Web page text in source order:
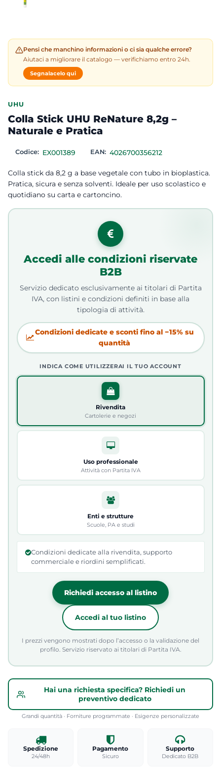
Pensi che manchino informazioni o ci sia qualche errore?
Aiutaci a migliorare il catalogo — verifichiamo entro 24h.
Segnalacelo qui
UHU
Colla Stick UHU ReNature 8,2g –
Naturale e Pratica
Codice: EX001389 EAN: 4026700356212
Colla stick da 8,2 g a base vegetale con tubo in bioplastica.
Pratica, sicura e senza solventi. Ideale per uso scolastico e
quotidiano su carta e cartoncino.
Accedi alle condizioni riservate
B2B
Servizio dedicato esclusivamente ai titolari di Partita
IVA, con listini e condizioni definiti in base alla
tipologia di attività.
Condizioni dedicate e sconti fino al −15% su
quantità
INDICA COME UTILIZZERAI IL TUO ACCOUNT
Rivendita
Cartolerie e negozi
Uso professionale
Attività con Partita IVA
Enti e strutture
Scuole, PA e studi
Condizioni dedicate alla rivendita, supporto
commerciale e riordini semplificati.
Richiedi accesso al listino
Accedi al tuo listino
I prezzi vengono mostrati dopo l’accesso o la validazione del
profilo. Servizio riservato ai titolari di Partita IVA.
Hai una richiesta specifica? Richiedi un
preventivo dedicato
Grandi quantità · Forniture programmate · Esigenze personalizzate
Spedizione
24/48h
Pagamento
Sicuro
Supporto
Dedicato B2B